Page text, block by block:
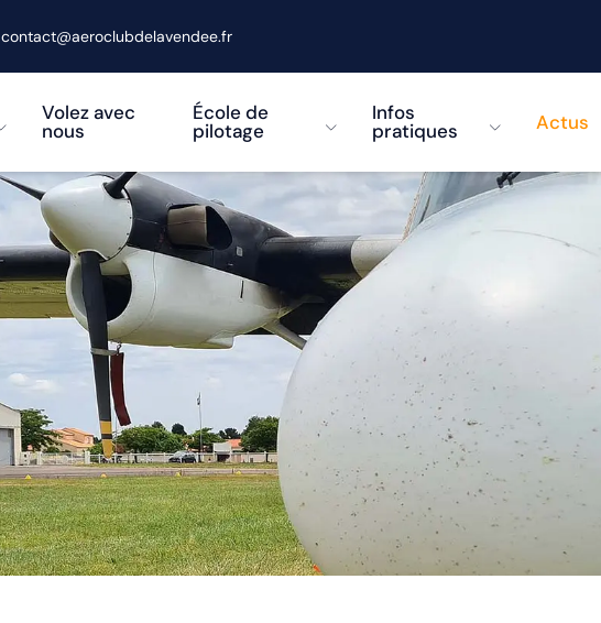
contact@aeroclubdelavendee.fr
Volez avec
nous
École de
pilotage
Infos
pratiques Actus